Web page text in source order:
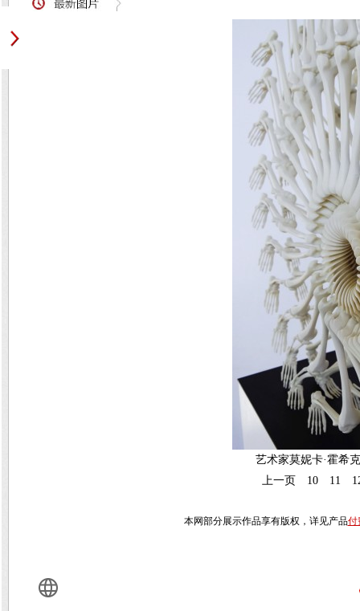
艺术家莫妮卡·霍希
上一页
10 11
本网部分展示作品享有版权，详见产品付